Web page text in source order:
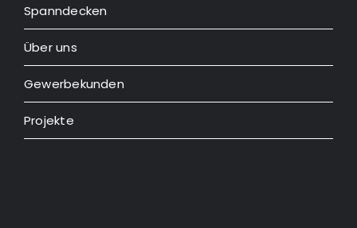
Spanndecken
Über uns
Gewerbekunden
Projekte